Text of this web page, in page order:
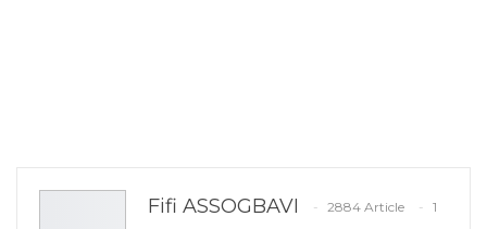
Fifi ASSOGBAVI 2884 Article
1